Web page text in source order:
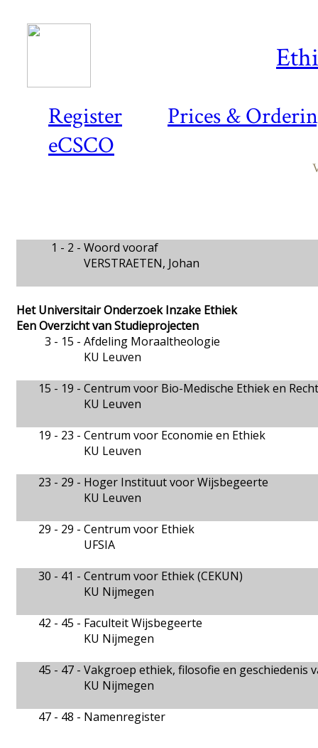
Register
Prices &
eCSCO
1 - 2 - Woord vooraf
VERSTRAETEN, Johan
Het Universitair Onderzoek Inzake Ethiek
Een Overzicht van Studieprojecten
3 - 15 - Afdeling Moraaltheologie
KU Leuven
15 - 19 - Centrum voor Bio-Medische Ethiek en Recht
KU Leuven
19 - 23 - Centrum voor Economie en Ethiek
KU Leuven
23 - 29 - Hoger Instituut voor Wijsbegeerte
KU Leuven
29 - 29 - Centrum voor Ethiek
UFSIA
30 - 41 - Centrum voor Ethiek (CEKUN)
KU Nijmegen
42 - 45 - Faculteit Wijsbegeerte
KU Nijmegen
45 - 47 - Vakgroep ethiek, filosofie en geschiedenis
KU Nijmegen
47 - 48 - Namenregister